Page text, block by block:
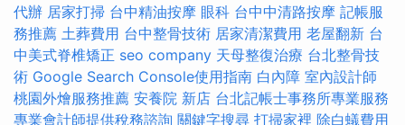
代辦 居家打掃 台中精油按摩 眼科 台中中清路按摩 記帳服
務推薦 土葬費用 台中整骨技術 居家清潔費用 老屋翻新 台
中美式脊椎矯正 seo company 天母整復治療 台北整骨技
術 Google Search Console使用指南 白內障 室內設計師
桃園外燴服務推薦 安養院 新店 台北記帳士事務所專業服務
專業會計師提供稅務諮詢 關鍵字搜尋 打掃家裡 除白蟻費用